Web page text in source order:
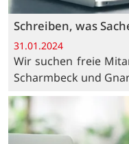
Schreiben, was
31.01.2024
Wir suchen freie
Scharmbeck und